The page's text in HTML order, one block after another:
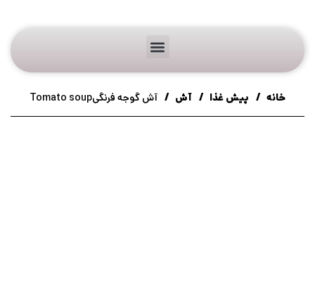
خانه پیش غذا آش آش گوجه فرنگیTomato soup